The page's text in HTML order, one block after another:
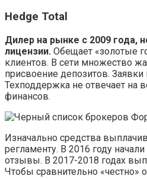
Hedge Total
Дилер на рынке с 2009 года,
лицензии. Обещает «золотые
клиентов. В сети множество
присвоение депозитов.
Техподдержка не отвечает на
финансов.
Изначально средства
регламенту. В 2016 году
отзывы. В 2017-2018 годах
Чтобы сравнительно «честно»